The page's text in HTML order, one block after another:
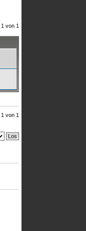
1 von 1
1 von 1